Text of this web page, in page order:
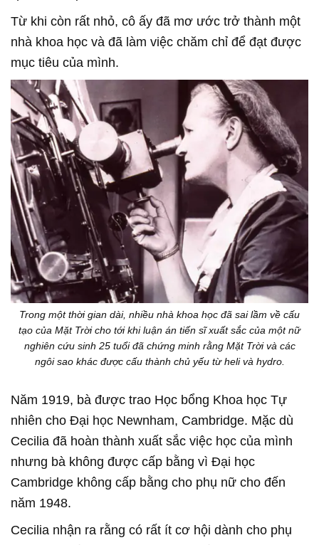
Từ khi còn rất nhỏ, cô ấy đã mơ ước trở thành một
nhà khoa học và đã làm việc chăm chỉ để đạt được
mục tiêu của mình.
Trong một thời gian dài, nhiều nhà khoa học đã sai lầm về cấu
tạo của Mặt Trời cho tới khi luận án tiến sĩ xuất sắc của một nữ
nghiên cứu sinh 25 tuổi đã chứng minh rằng Mặt Trời và các
ngôi sao khác được cấu thành chủ yếu từ heli và hydro.
Năm 1919, bà được trao Học bổng Khoa học Tự
nhiên cho Đại học Newnham, Cambridge. Mặc dù
Cecilia đã hoàn thành xuất sắc việc học của mình
nhưng bà không được cấp bằng vì Đại học
Cambridge không cấp bằng cho phụ nữ cho đến
năm 1948.
Cecilia nhận ra rằng có rất ít cơ hội dành cho phụ